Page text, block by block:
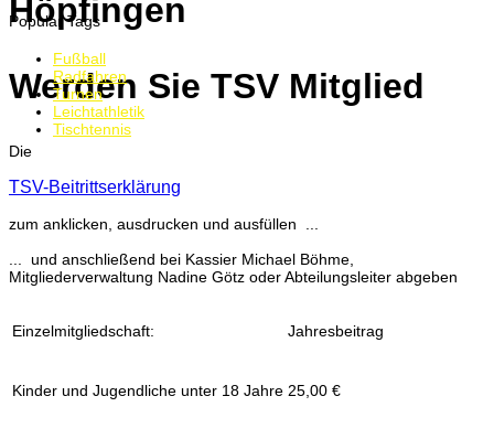
Popular Tags
Fußball
Radfahren
Turnen
Leichtathletik
Tischtennis
Höpfingen
Werden Sie TSV Mitglied
Die
TSV-Beitrittserklärung
zum anklicken, ausdrucken und ausfüllen ...
... und anschließend bei Kassier Michael Böhme,
Mitgliederverwaltung Nadine Götz oder Abteilungsleiter abgeben
Einzelmitgliedschaft: Jahresbeitrag
Kinder und Jugendliche unter 18 Jahre 25,00 €